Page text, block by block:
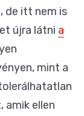
de itt nem is
újra látni a
mint a
amik ellen